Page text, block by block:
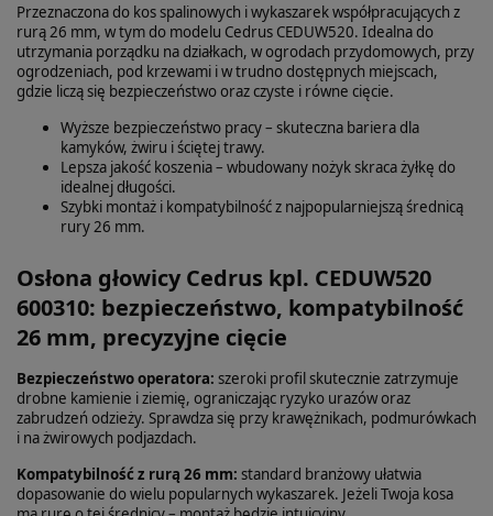
Przeznaczona do kos spalinowych i wykaszarek współpracujących z
rurą 26 mm, w tym do modelu Cedrus CEDUW520. Idealna do
utrzymania porządku na działkach, w ogrodach przydomowych, przy
ogrodzeniach, pod krzewami i w trudno dostępnych miejscach,
gdzie liczą się bezpieczeństwo oraz czyste i równe cięcie.
Wyższe bezpieczeństwo pracy – skuteczna bariera dla
kamyków, żwiru i ściętej trawy.
Lepsza jakość koszenia – wbudowany nożyk skraca żyłkę do
idealnej długości.
Szybki montaż i kompatybilność z najpopularniejszą średnicą
rury 26 mm.
Osłona głowicy Cedrus kpl. CEDUW520
600310: bezpieczeństwo, kompatybilność
26 mm, precyzyjne cięcie
Bezpieczeństwo operatora: szeroki profil skutecznie zatrzymuje
drobne kamienie i ziemię, ograniczając ryzyko urazów oraz
zabrudzeń odzieży. Sprawdza się przy krawężnikach, podmurówkach
i na żwirowych podjazdach.
Kompatybilność z rurą 26 mm: standard branżowy ułatwia
dopasowanie do wielu popularnych wykaszarek. Jeżeli Twoja kosa